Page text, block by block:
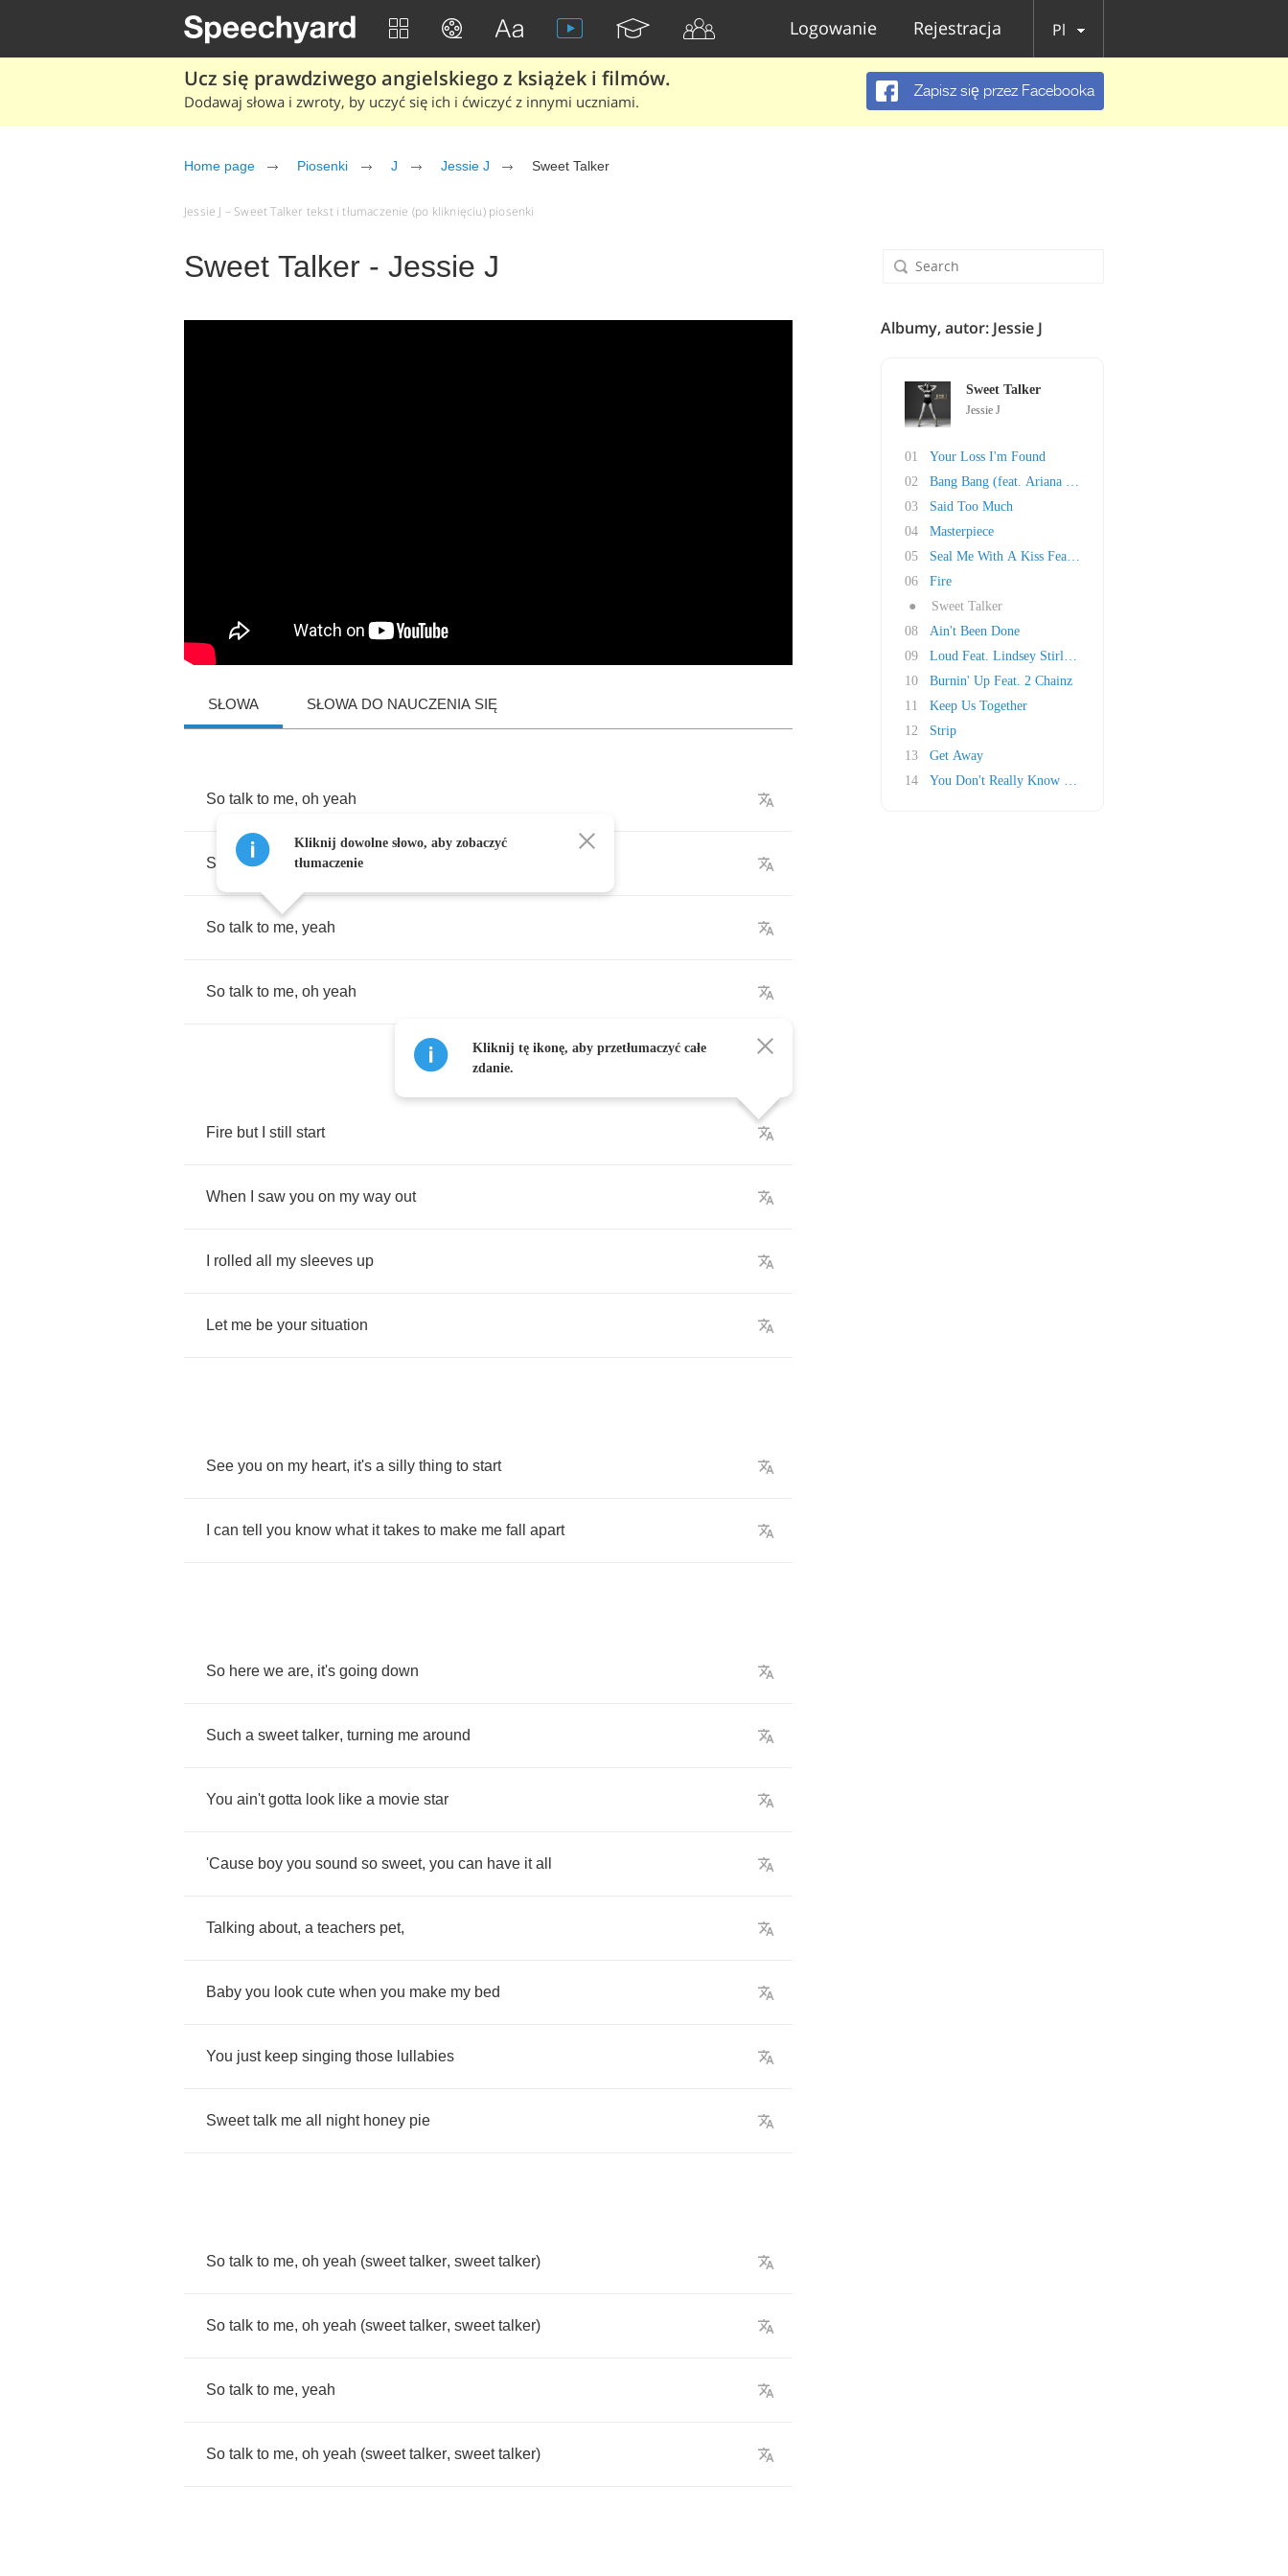
Logowanie Rejestracja Pl
Ucz się prawdziwego angielskiego z książek i filmów.
Dodawaj słowa i zwroty, by uczyć się ich i ćwiczyć z innymi uczniami.
Zapisz się przez Facebooka
Home page Piosenki J Jessie J Sweet Talker
Jessie J – Sweet Talker tekst i tłumaczenie (po kliknięciu) piosenki
Sweet Talker - Jessie J
SŁOWA SŁOWA DO NAUCZENIA SIĘ
So talk to me, oh yeah
So talk to ,oh yeah
So talk to me, yeah
So talk to me, oh yeah
Fire but still start
When saw you on my way out
rolled all my sleeves up
Let me be your situation
See you on my heart, it's a silly thing to start
can tell you know what it takes to make me fall apart
So here we are, it's going down
Such a sweet talker, turning me around
You ain't gotta look like a movie star
'Cause boy you sound so sweet, you can have it all
Talking about, a teachers pet,
Baby you look cute when you make my bed
You just keep singing those lullabies
Sweet talk me all night honey pie
So talk to me, oh yeah (sweet talker, sweet talker)
So talk to me, oh yeah (sweet talker, sweet talker)
So talk to me, yeah
So talk to me, oh yeah (sweet talker, sweet talker)
Kliknij dowolne słowo, aby zobaczyć
tłumaczenie
Kliknij tę ikonę, aby przetłumaczyć całe
zdanie.
Albumy, autor: Jessie J
Sweet Talker
Jessie J
01
Your Loss I'm Found
02
Bang Bang (feat. Ariana Grande & Nicki Minaj)
03
Said Too Much
04
Masterpiece
05
Seal Me With A Kiss Feat. De La Soul
06
Fire
●
Sweet Talker
08
Ain't Been Done
09
Loud Feat. Lindsey Stirling
10
Burnin' Up Feat. 2 Chainz
11
Keep Us Together
12
Strip
13
Get Away
14
You Don't Really Know Me